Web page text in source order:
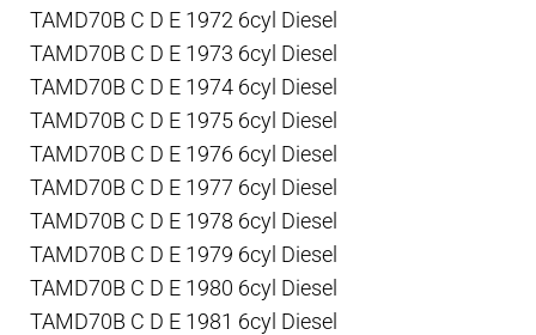
TAMD70B C D E 1972 6cyl Diesel
TAMD70B C D E 1973 6cyl Diesel
TAMD70B C D E 1974 6cyl Diesel
TAMD70B C D E 1975 6cyl Diesel
TAMD70B C D E 1976 6cyl Diesel
TAMD70B C D E 1977 6cyl Diesel
TAMD70B C D E 1978 6cyl Diesel
TAMD70B C D E 1979 6cyl Diesel
TAMD70B C D E 1980 6cyl Diesel
TAMD70B C D E 1981 6cyl Diesel